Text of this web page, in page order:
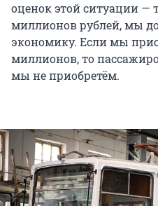
оценок этой ситуации —
миллионов рублей, мы
экономику. Если мы
миллионов, то
мы не приобретём.